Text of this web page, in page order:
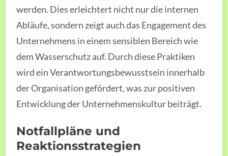
werden. Dies erleichtert nicht nur die internen
Abläufe, sondern zeigt auch das Engagement des
Unternehmens in einem sensiblen Bereich wie
dem Wasserschutz auf. Durch diese Praktiken
wird ein Verantwortungsbewusstsein innerhalb
der Organisation gefördert, was zur positiven
Entwicklung der Unternehmenskultur beiträgt.
Notfallpläne und
Reaktionsstrategien